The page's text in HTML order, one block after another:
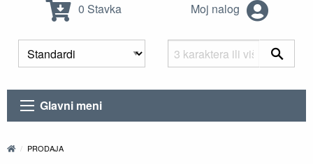
0 Stavka Moj nalog
Glavni meni
PRODAJA